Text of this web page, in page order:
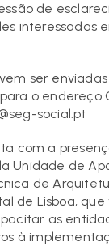
de
interessadas
ser
o endereço
social.pt
com a
Unidade de
de
de Lisboa,
as
à